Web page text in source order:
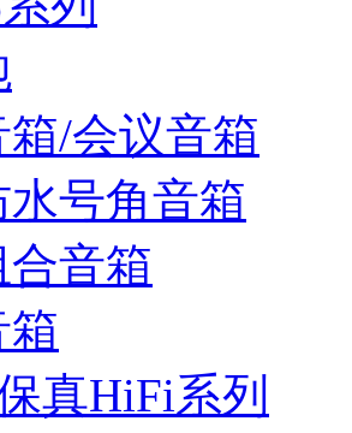
/会议音箱
水号角音箱
音箱
箱
真HiFi系列